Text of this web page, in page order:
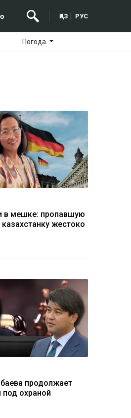
ҚАЗ РУС
Погода
в мешке: пропавшую
жестоко
продолжает
под охраной